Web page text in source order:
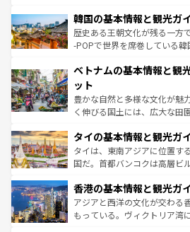
はコンテンツ一覧を参照して
いる。アクティビティも充実
ビング、ハイキングなど、ア
い。オーストラリアの多彩な
参照してほしい。
ン）、静ひつな山岳地帯であ
と山間の静けさが共存してお
驚きをもたらしてくれる。ま
容にもいいと評判のスイーツ
照してほしい。
韓国の基本情報と観光ガ
歴史ある王朝文化が残る一方
-POPで世界を席巻している
き、地方に足を延ばせば四季
できる。そして、キムチや焼
まで、さまざまな韓国料理が
らではのナイトライフも堪能
わってみてほし
覧 を参照してほしい。
ベトナムの基本情報と観
ット
豊かな自然と多様な文化が魅
く伸びる国土には、広大な田
急速な発展と共に伝統が息づ
ーチミン市のフランス統治時
醸し出している。また、バラ
とつ。フォーやバインミー、
ひ現地で味わいたい。どの地
が旅行者を迎えてくれるので
タイの基本情報と観光ガ
タイは、東南アジアに位置す
国だ。首都バンコクは高層ビ
の活気が交差している。北部
帯で自然と触れ合い、南部で
いビーチでリゾート気分を楽
香港の基本情報と観光ガ
アジアと西洋の文化が交わる
もっている。ヴィクトリア湾